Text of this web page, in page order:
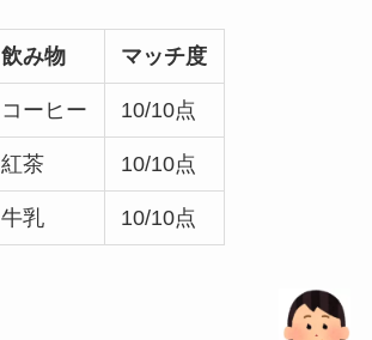
飲み物 マッチ度
コーヒー 10/10点
紅茶 10/10点
牛乳 10/10点